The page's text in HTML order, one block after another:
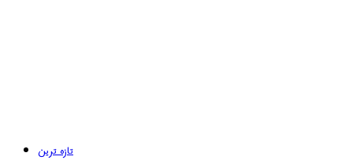
تازہ ترین